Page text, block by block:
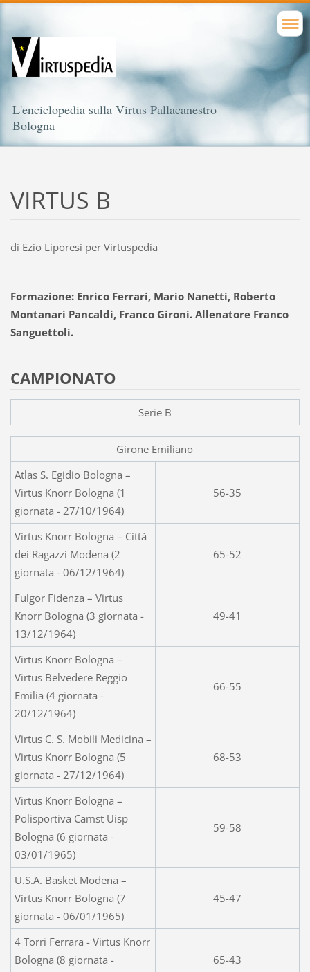
L'enciclopedia sulla Virtus Pallacanestro
Bologna
VIRTUS B
di Ezio Liporesi per Virtuspedia
Formazione: Enrico Ferrari, Mario Nanetti, Roberto
Montanari Pancaldi, Franco Gironi. Allenatore Franco
Sanguettoli.
CAMPIONATO
Serie B
Girone Emiliano
Atlas S. Egidio Bologna –
Virtus Knorr Bologna (1
giornata - 27/10/1964)
56-35
Virtus Knorr Bologna – Città
dei Ragazzi Modena (2
giornata - 06/12/1964)
65-52
Fulgor Fidenza – Virtus
Knorr Bologna (3 giornata -
13/12/1964)
49-41
Virtus Knorr Bologna –
Virtus Belvedere Reggio
Emilia (4 giornata -
20/12/1964)
66-55
Virtus C. S. Mobili Medicina –
Virtus Knorr Bologna (5
giornata - 27/12/1964)
68-53
Virtus Knorr Bologna –
Polisportiva Camst Uisp
Bologna (6 giornata -
03/01/1965)
59-58
U.S.A. Basket Modena –
Virtus Knorr Bologna (7
giornata - 06/01/1965)
45-47
4 Torri Ferrara - Virtus Knorr
Bologna (8 giornata -
65-43